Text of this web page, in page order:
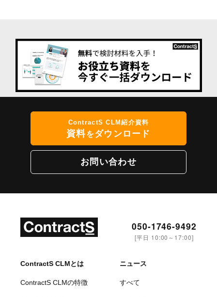
ContractS CLM紹介資料
資料をダウンロード
お問い合わせ
050-1746-9492
[平日 10:00～17:00]
ContractS CLMとは
ContractS CLMの特徴
ニュース
すべて